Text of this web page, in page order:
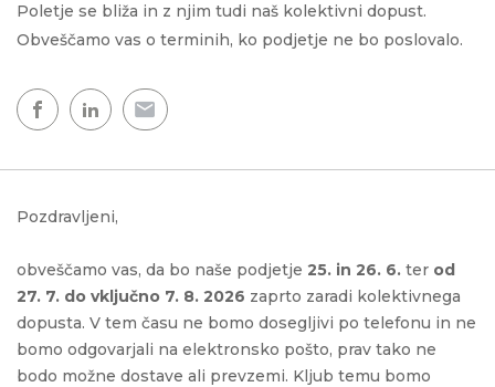
Poletje se bliža in z njim tudi naš kolektivni dopust.
Obveščamo vas o terminih, ko podjetje ne bo poslovalo.
Pozdravljeni,
obveščamo vas, da bo naše podjetje 25. in 26. 6. ter od
27. 7. do vključno 7. 8. 2026 zaprto zaradi kolektivnega
dopusta. V tem času ne bomo dosegljivi po telefonu in ne
bomo odgovarjali na elektronsko pošto, prav tako ne
bodo možne dostave ali prevzemi. Kljub temu bomo